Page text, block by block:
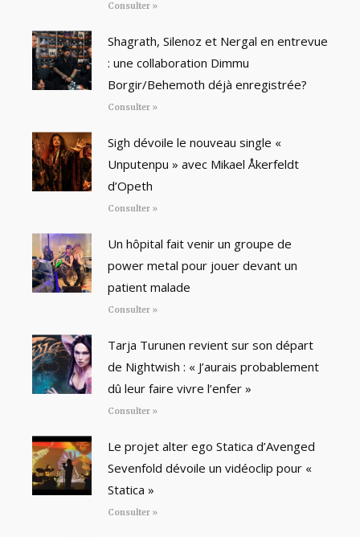
Consulter »
Shagrath, Silenoz et Nergal en entrevue
: une collaboration Dimmu
Borgir/Behemoth déjà enregistrée?
Consulter »
Sigh dévoile le nouveau single «
Unputenpu » avec Mikael Åkerfeldt
d’Opeth
Consulter »
Un hôpital fait venir un groupe de
power metal pour jouer devant un
patient malade
Consulter »
Tarja Turunen revient sur son départ
de Nightwish : « J’aurais probablement
dû leur faire vivre l’enfer »
Consulter »
Le projet alter ego Statica d’Avenged
Sevenfold dévoile un vidéoclip pour «
Statica »
Consulter »